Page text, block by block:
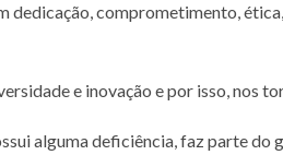
dedicação, comprometimento,
e inovação e por isso, nos
alguma deficiência, faz parte do